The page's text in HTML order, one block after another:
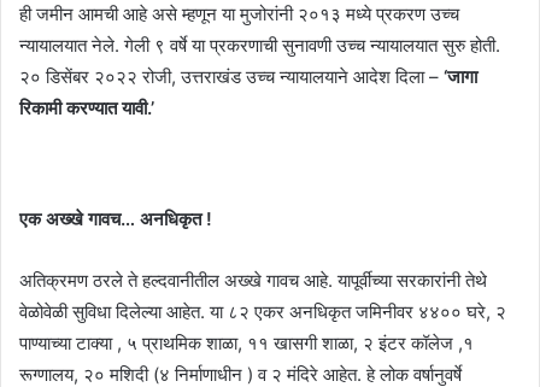
ही जमीन आमची आहे असे म्हणून या मुजोरांनी २०१३ मध्ये प्रकरण उच्च
न्यायालयात नेले. गेली ९ वर्षे या प्रकरणाची सुनावणी उच्च न्यायालयात सुरु होती.
२० डिसेंबर २०२२ रोजी, उत्तराखंड उच्च न्यायालयाने आदेश दिला – ‘जागा
रिकामी करण्यात यावी.’
एक अख्खे गावच… अनधिकृत !
अतिक्रमण ठरले ते हल्दवानीतील अख्खे गावच आहे. यापूर्वीच्या सरकारांनी तेथे
वेळोवेळी सुविधा दिलेल्या आहेत. या ८२ एकर अनधिकृत जमिनीवर ४४०० घरे, २
पाण्याच्या टाक्या , ५ प्राथमिक शाळा, ११ खासगी शाळा, २ इंटर कॉलेज ,१
रूग्णालय, २० मशिदी (४ निर्माणाधीन ) व २ मंदिरे आहेत. हे लोक वर्षानुवर्षे